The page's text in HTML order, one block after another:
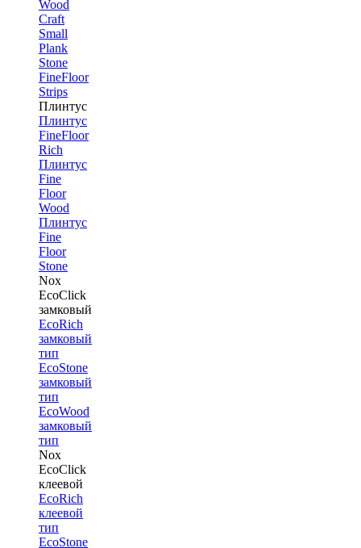
Wood
Craft
Small
Plank
Stone
FineFloor
Strips
Плинтус
Плинтус
FineFloor
Rich
Плинтус
Fine
Floor
Wood
Плинтус
Fine
Floor
Stone
Nox
EcoClick
замковый
EcoRich
замковый
тип
EcoStone
замковый
тип
EcoWood
замковый
тип
Nox
EcoClick
клеевой
EcoRich
клеевой
тип
EcoStone